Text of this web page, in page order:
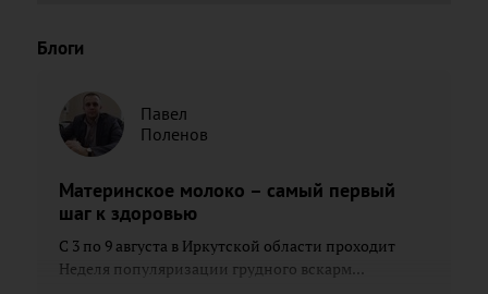
Блоги
Павел
Поленов
Материнское молоко – самый первый
шаг к здоровью
С 3 по 9 августа в Иркутской области проходит
Неделя популяризации грудного вскарм...